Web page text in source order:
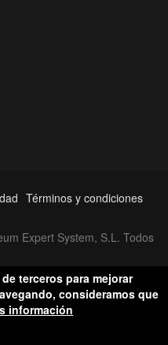
Términos y condiciones
Expert System, S.L. Todos
terceros para mejorar
consideramos que
información